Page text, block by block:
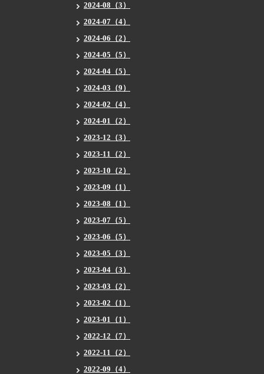
2024-08（3）
2024-07（4）
2024-06（2）
2024-05（5）
2024-04（5）
2024-03（9）
2024-02（4）
2024-01（2）
2023-12（3）
2023-11（2）
2023-10（2）
2023-09（1）
2023-08（1）
2023-07（5）
2023-06（5）
2023-05（3）
2023-04（3）
2023-03（2）
2023-02（1）
2023-01（1）
2022-12（7）
2022-11（2）
2022-09（4）